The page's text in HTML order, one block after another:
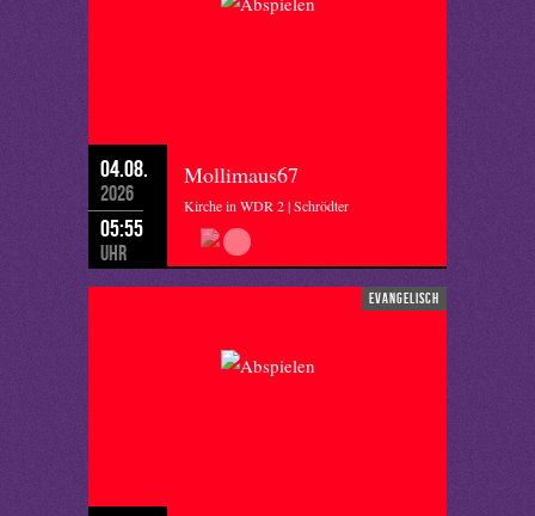
04.08.
2026
05:55
Uhr
Mollimaus67
Kirche in WDR 2 | Schrödter
evangelisch